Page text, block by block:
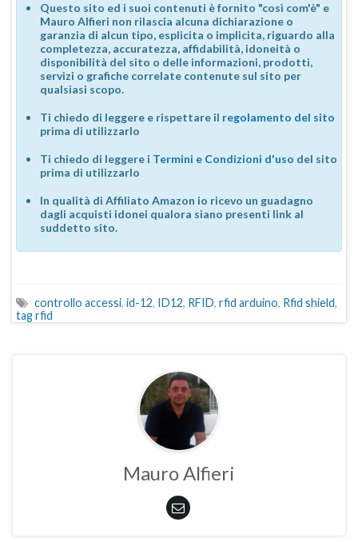
Questo sito ed i suoi contenuti è fornito "così com'è" e
Mauro Alfieri non rilascia alcuna dichiarazione o
garanzia di alcun tipo, esplicita o implicita, riguardo alla
completezza, accuratezza, affidabilità, idoneità o
disponibilità del sito o delle informazioni, prodotti,
servizi o grafiche correlate contenute sul sito per
qualsiasi scopo.
Ti chiedo di leggere e rispettare il regolamento del sito
prima di utilizzarlo
Ti chiedo di leggere i Termini e Condizioni d'uso del sito
prima di utilizzarlo
In qualità di Affiliato Amazon io ricevo un guadagno
dagli acquisti idonei qualora siano presenti link al
suddetto sito.
controllo accessi, id-12, ID12, RFID, rfid arduino, Rfid shield,
tag rfid
Mauro Alfieri